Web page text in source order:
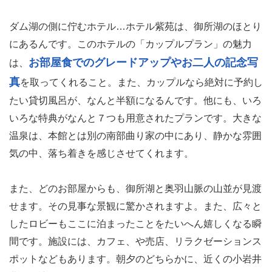
ダム湖の側に佇むホテル…ホテル紫苑は、御所湖のほとり
にあるんです。このホテルの「カップルプラン」の魅力
は、 お部屋食でのグレードアップやお二人の記念写
真を取ってくれること。また、カップルなら絶対に予約し
たい貸切風呂が、なんと半額になるんです。他にも、いろ
いろな特典がなんと７つも用意されたプランです。大きな
温泉は、本館とは別の南部曲り家の中にあり、静かな雰囲
気の中、落ち着きを感じさせてくれます。
また、どのお部屋からも、御所湖と奥羽山脈の山並が見渡
せます。その見事な景観に驚かされますよ。また、広々と
したロビーもここに泊まったことをたいへん嬉しくなる瞬
間です。施設には、カフェ、や売店、リラクゼーションス
ポットなどもあります。朝夕のどちらかに、近くの小岩井